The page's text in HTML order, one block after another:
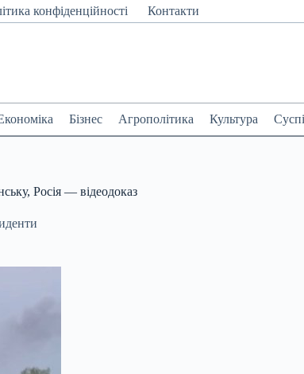
конфіденційності Контакти
Бізнес Агрополітика Культура
Росія — відеодоказ